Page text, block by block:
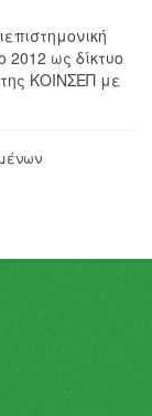
ως δίκτυο
ΚΟΙΝΣΕΠ με